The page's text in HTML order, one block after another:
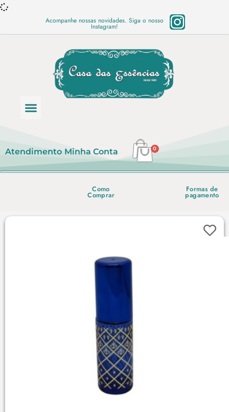
Acompanhe nossas novidades. Siga o nosso
Instagram!
Atendimento Minha Conta 0
Como
Comprar
Formas de
pagamento